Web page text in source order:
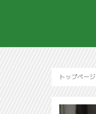
トップページ